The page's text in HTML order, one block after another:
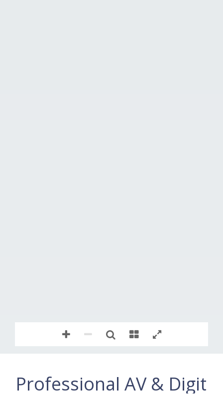
Professional AV &